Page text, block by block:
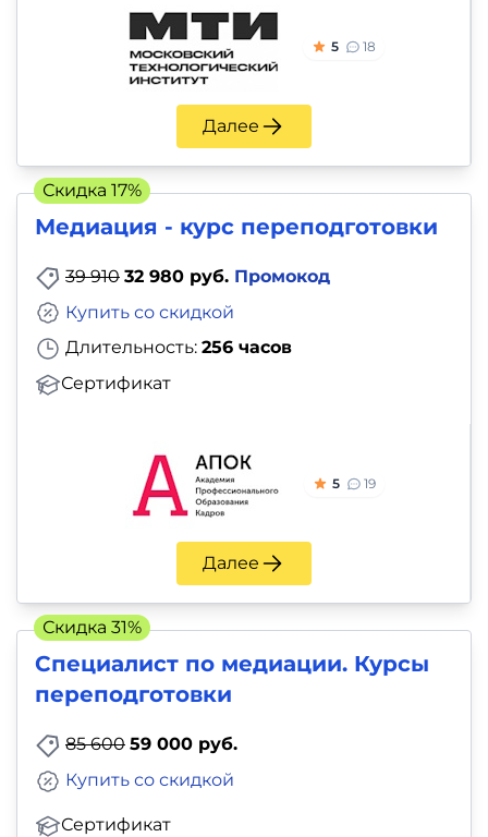
5 18
Далее
Медиация - курс переподготовки
39 910 32 980 руб. Промокод
Длительность: 256 часов
Сертификат
Купить со скидкой
5 19
Далее
Скидка 17%
Специалист по медиации. Курсы
переподготовки
85 600 59 000 руб.
Сертификат
Купить со скидкой
Скидка 31%